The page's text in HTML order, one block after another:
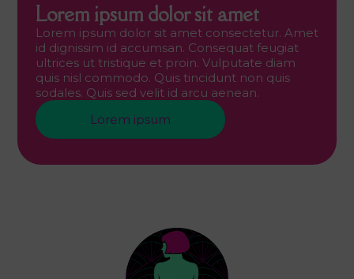
Lorem ipsum dolor sit amet
Lorem ipsum dolor sit amet consectetur. Amet
id dignissim id accumsan. Consequat feugiat
ultrices ut tristique et proin. Vulputate diam
quis nisl commodo. Quis tincidunt non quis
sodales. Quis sed velit id arcu aenean.
Lorem ipsum